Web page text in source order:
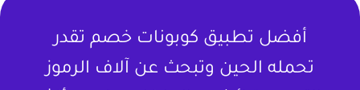
أفضل تطبيق كوبونات خصم تقدر
تحمله الحين وتبحث عن آلاف الرموز